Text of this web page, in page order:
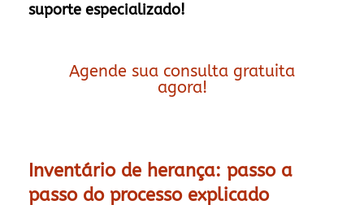
suporte especializado!
Agende sua consulta gratuita
agora!
Inventário de herança: passo a
passo do processo explicado